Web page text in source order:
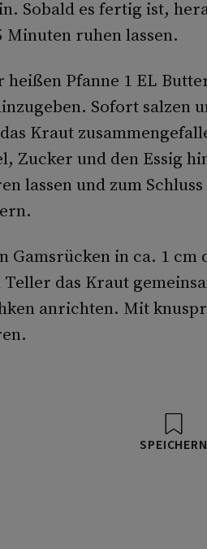
Sobald es fertig ist,
Minuten ruhen lassen.
heißen Pfanne 1 EL
Sofort salzen
Kraut
Zucker und den Essig
lassen und zum
Gamsrücken in ca. 1
das Kraut
anrichten. Mit
SPEICHERN